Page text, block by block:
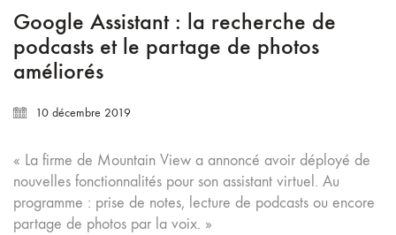
Google Assistant : la recherche de
podcasts et le partage de photos
améliorés
10 décembre 2019
« La firme de Mountain View a annoncé avoir déployé de
nouvelles fonctionnalités pour son assistant virtuel. Au
programme : prise de notes, lecture de podcasts ou encore
partage de photos par la voix. »